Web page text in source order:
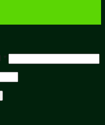
*
buộc